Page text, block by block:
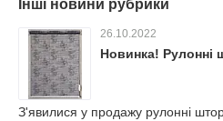
Інші новини рубрики
26.10.2022
Новинка! Рулонні
З'явилися у продажу рулонні